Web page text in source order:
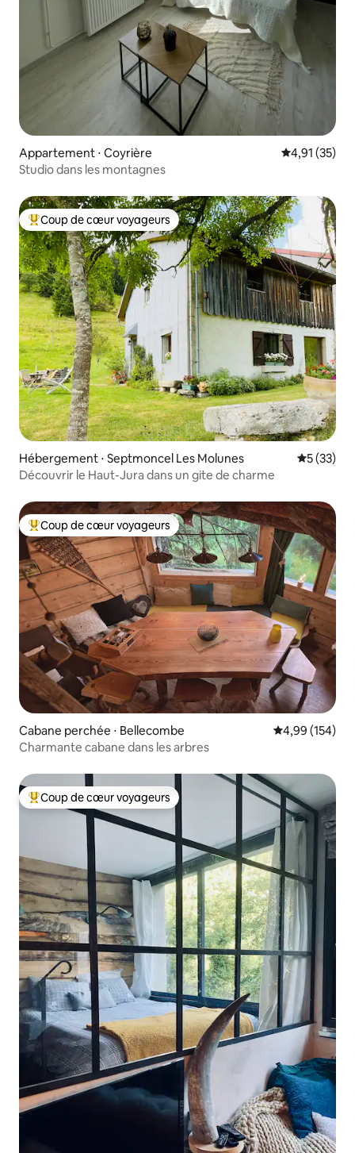
Appartement ⋅ Coyrière Évaluation
4,91 (35)
Studio dans les montagnes
Coups de cœur voyageurs les plus appréciés
Coup de cœur voyageurs
Hébergement ⋅ Septmoncel Les Molunes
5 (33)
Découvrir le Haut-Jura dans un gite de charme
Coups de cœur voyageurs les plus appréciés
Coup de cœur voyageurs
Cabane perchée ⋅ Bellecombe Évaluation
4,99 (154)
Charmante cabane dans les arbres
Coups de cœur voyageurs les plus appréciés
Coup de cœur voyageurs